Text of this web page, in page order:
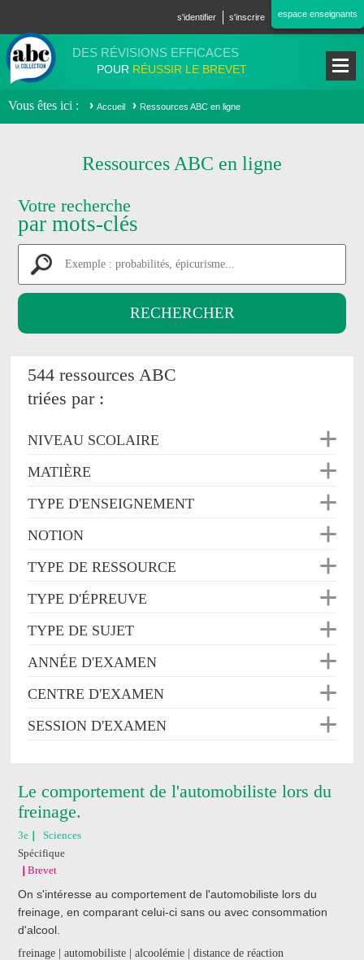
s'identifier s'inscrire espace enseignants
DES RÉVISIONS EFFICACES
POUR RÉUSSIR LE BREVET
Vous êtes ici Accueil Ressources ABC en ligne
Ressources ABC en ligne
Votre recherche
par mots-clés
544 ressources ABC
triées par :
NIVEAU SCOLAIRE
MATIÈRE
TYPE D'ENSEIGNEMENT
NOTION
TYPE DE RESSOURCE
TYPE D'ÉPREUVE
TYPE DE SUJET
ANNÉE D'EXAMEN
CENTRE D'EXAMEN
SESSION D'EXAMEN
Le comportement de l'automobiliste lors du
freinage.
3e
Sciences
Spécifique
Brevet
On s'intéresse au comportement de l'automobiliste lors du
freinage, en comparant celui-ci sans ou avec consommation
d'alcool.
freinage | automobiliste | alcoolémie | distance de réaction